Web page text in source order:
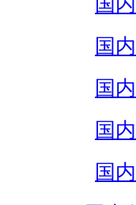
国
国
国
国